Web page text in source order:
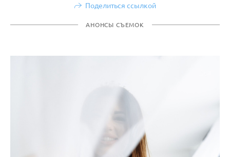
Поделиться ссылкой
АНОНСЫ СЪЕМОК